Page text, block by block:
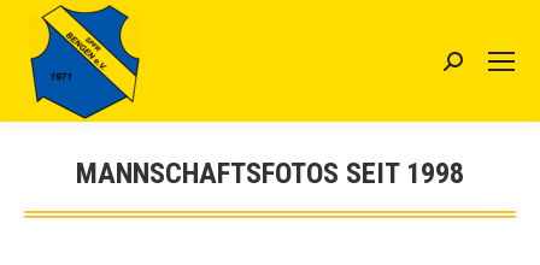
Search:
MANNSCHAFTSFOTOS SEIT 1998
Sie befinden sich hier: